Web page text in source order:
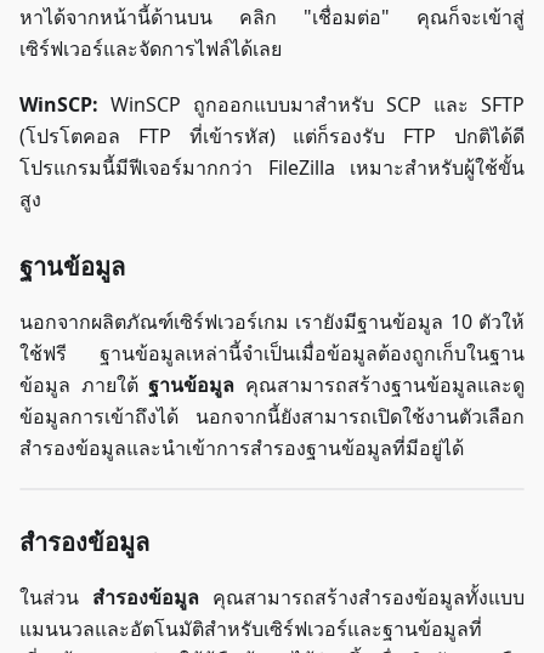
หาได้จากหน้านี้ด้านบน คลิก "เชื่อมต่อ" คุณก็จะเข้าสู่
เซิร์ฟเวอร์และจัดการไฟล์ได้เลย
WinSCP: WinSCP ถูกออกแบบมาสำหรับ SCP และ SFTP
(โปรโตคอล FTP ที่เข้ารหัส) แต่ก็รองรับ FTP ปกติได้ดี
โปรแกรมนี้มีฟีเจอร์มากกว่า FileZilla เหมาะสำหรับผู้ใช้ขั้น
สูง
ฐานข้อมูล
นอกจากผลิตภัณฑ์เซิร์ฟเวอร์เกม เรายังมีฐานข้อมูล 10 ตัวให้
ใช้ฟรี ฐานข้อมูลเหล่านี้จำเป็นเมื่อข้อมูลต้องถูกเก็บในฐาน
ข้อมูล ภายใต้ฐานข้อมูล คุณสามารถสร้างฐานข้อมูลและดู
ข้อมูลการเข้าถึงได้ นอกจากนี้ยังสามารถเปิดใช้งานตัวเลือก
สำรองข้อมูลและนำเข้าการสำรองฐานข้อมูลที่มีอยู่ได้
สำรองข้อมูล
ในส่วน สำรองข้อมูล คุณสามารถสร้างสำรองข้อมูลทั้งแบบ
แมนนวลและอัตโนมัติสำหรับเซิร์ฟเวอร์และฐานข้อมูลที่